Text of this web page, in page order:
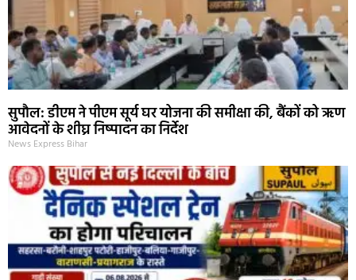
सुपौल: डीएम ने पीएम सूर्य घर योजना की समीक्षा की, बैंकों को ऋण
आवेदनों के शीघ्र निष्पादन का निर्देश
News Express Bihar